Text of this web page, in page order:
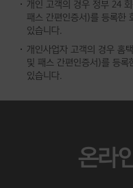
개인 고객의 경우 정부 24
패스 간편인증서)를 등록한
있습니다.
개인사업자 고객의 경우 홈
및 패스 간편인증서)를 등
있습니다.
온라